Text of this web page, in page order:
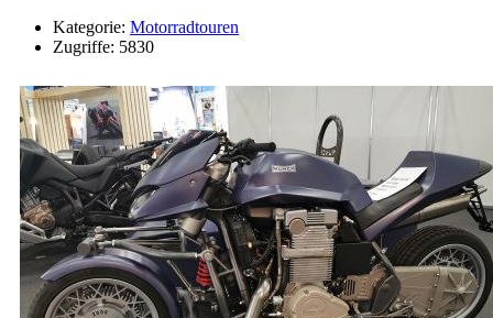
Kategorie: Motorradtouren
Zugriffe: 5830